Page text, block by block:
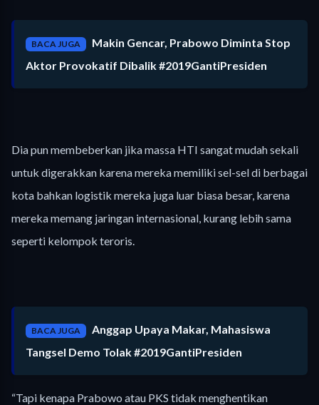
BACA JUGA
Makin Gencar, Prabowo Diminta Stop
Aktor Provokatif Dibalik #2019GantiPresiden
Dia pun membeberkan jika massa HTI sangat mudah sekali
untuk digerakkan karena mereka memiliki sel-sel di berbagai
kota bahkan logistik mereka juga luar biasa besar, karena
mereka memang jaringan internasional, kurang lebih sama
seperti kelompok teroris.
BACA JUGA
Anggap Upaya Makar, Mahasiswa
Tangsel Demo Tolak #2019GantiPresiden
“Tapi kenapa Prabowo atau PKS tidak menghentikan